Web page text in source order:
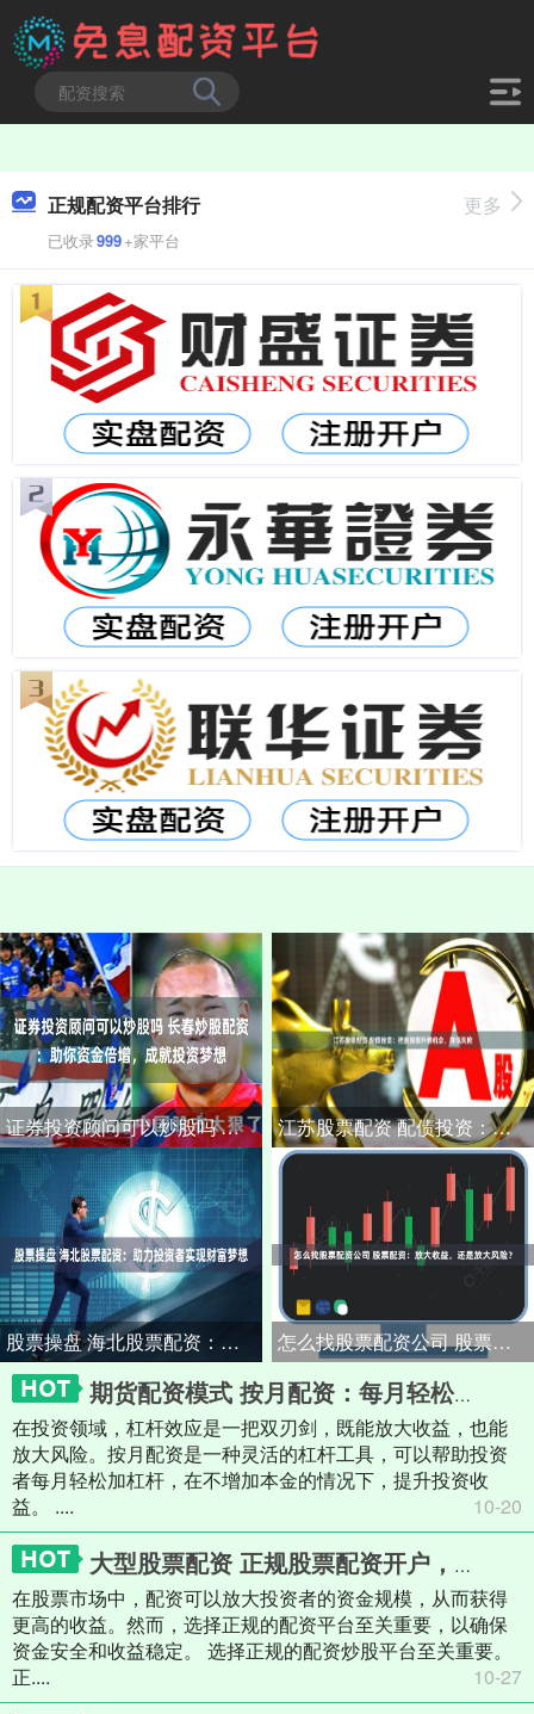
正规配资平台排行
已收录999+家平台
更多
证券投资顾问可以炒股吗 长春炒股配资：助你资金倍增，成就投资梦想 江苏股票配资 配债投资：把握股票升值机会，降低风险
股票操盘 海北股票配资：助力投资者实现财富梦想 怎么找股票配资公司 股票配资：放大收益，还是放大风险？
期货配资模式 按月配资：每月轻松加杠杆，助你投资更上一层楼
在投资领域，杠杆效应是一把双刃剑，既能放大收益，也能
放大风险。按月配资是一种灵活的杠杆工具，可以帮助投资
者每月轻松加杠杆，在不增加本金的情况下，提升投资收
益。 ....
10-20
大型股票配资 正规股票配资开户，安全可靠，助你财富增值
在股票市场中，配资可以放大投资者的资金规模，从而获得
更高的收益。然而，选择正规的配资平台至关重要，以确保
资金安全和收益稳定。 选择正规的配资炒股平台至关重要。
正....
10-27